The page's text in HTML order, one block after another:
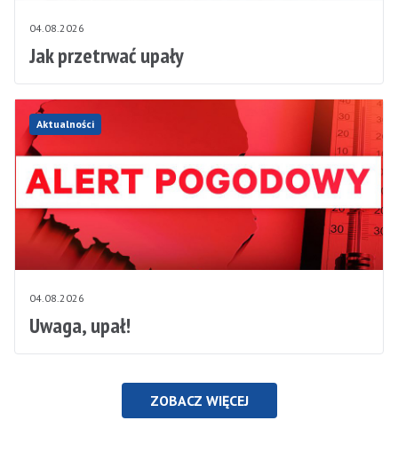
04.08.2026
Jak przetrwać upały
Aktualności
04.08.2026
Uwaga, upał!
ZOBACZ WIĘCEJ